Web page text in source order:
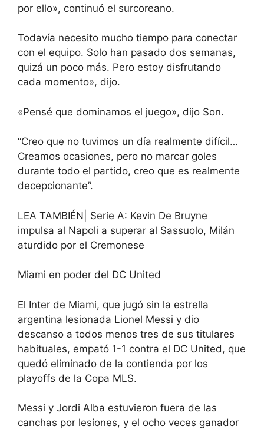
por ello», continuó el surcoreano.
Todavía necesito mucho tiempo para conectar
con el equipo. Solo han pasado dos semanas,
quizá un poco más. Pero estoy disfrutando
cada momento», dijo.
«Pensé que dominamos el juego», dijo Son.
“Creo que no tuvimos un día realmente difícil…
Creamos ocasiones, pero no marcar goles
durante todo el partido, creo que es realmente
decepcionante”.
LEA TAMBIÉN| Serie A: Kevin De Bruyne
impulsa al Napoli a superar al Sassuolo, Milán
aturdido por el Cremonese
Miami en poder del DC United
El Inter de Miami, que jugó sin la estrella
argentina lesionada Lionel Messi y dio
descanso a todos menos tres de sus titulares
habituales, empató 1-1 contra el DC United, que
quedó eliminado de la contienda por los
playoffs de la Copa MLS.
Messi y Jordi Alba estuvieron fuera de las
canchas por lesiones, y el ocho veces ganador